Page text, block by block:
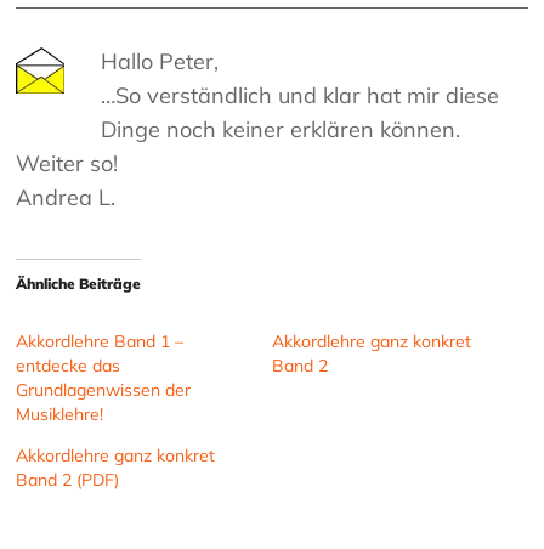
Hallo Peter,
…So verständlich und klar hat mir diese
Dinge noch keiner erklären können.
Weiter so!
Andrea L.
Ähnliche Beiträge
Akkordlehre Band 1 –
entdecke das
Grundlagenwissen der
Musiklehre!
Akkordlehre ganz konkret
Band 2
Akkordlehre ganz konkret
Band 2 (PDF)